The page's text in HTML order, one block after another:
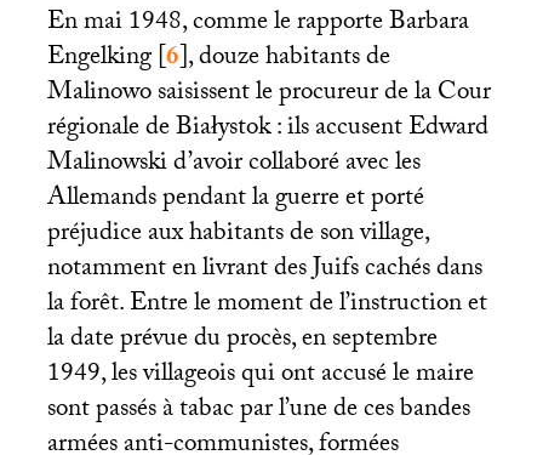
En mai 1948, comme le rapporte Barbara
Engelking[6], douze habitants de
Malinowo saisissent le procureur de la Cour
régionale de Białystok : ils accusent Edward
Malinowski d’avoir collaboré avec les
Allemands pendant la guerre et porté
préjudice aux habitants de son village,
notamment en livrant des Juifs cachés dans
la forêt. Entre le moment de l’instruction et
la date prévue du procès, en septembre
1949, les villageois qui ont accusé le maire
sont passés à tabac par l’une de ces bandes
armées anti-communistes, formées